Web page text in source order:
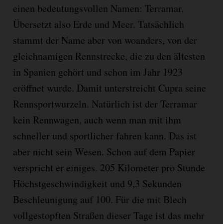
einen bedeutungsvollen Namen: Terramar.
Übersetzt also Erde und Meer. Tatsächlich
stammt der Name aber von woanders, von der
gleichnamigen Rennstrecke, die zu den ältesten
in Spanien gehört und schon im Jahr 1923
eröffnet wurde. Damit unterstreicht Cupra seine
Rennsportwurzeln. Natürlich ist der Terramar
kein Rennwagen, auch wenn man mit ihm
schneller und sportlicher fahren kann. Das ist
aber nicht sein Wesen. Schon auf dem Papier
verspricht er einiges. 205 Kilometer pro Stunde
Höchstgeschwindigkeit und 9,3 Sekunden
Beschleunigung auf 100. Für die mit Blech
vollgestopften Straßen dieser Tage ist das mehr